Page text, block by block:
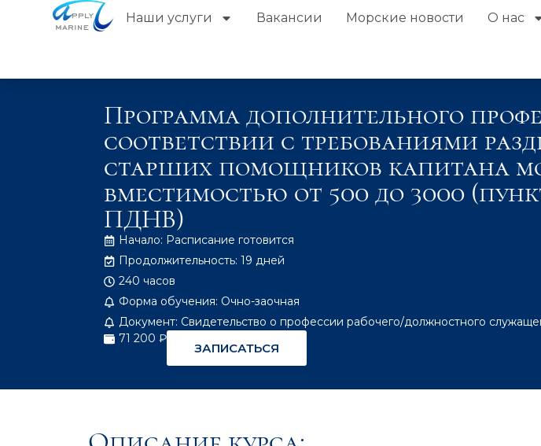
Наши услуги Вакансии Морские новости О нас
Программа дополнительного
соответствии с требованиями
старших помощников капитана
вместимостью от 500 до 3000
ПДНВ)
Начало: Расписание готовится
Продолжительность: 19 дней
240 часов
Форма обучения: Очно-заочная
Документ: Свидетельство о профессии рабочего/должностного
71 200 ₽
ЗАПИСАТЬСЯ